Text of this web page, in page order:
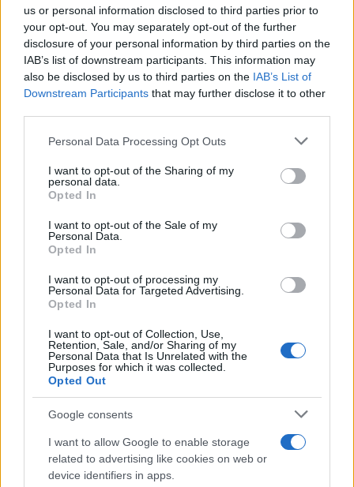
us or personal information disclosed to third parties prior to
your opt-out. You may separately opt-out of the further
disclosure of your personal information by third parties on the
IAB’s list of downstream participants. This information may
also be disclosed by us to third parties on the IAB’s List of
Downstream Participants that may further disclose it to other
Please note that this website/app uses one or more Google
not limited to your visit or usage behaviour. You may click to
grant or deny consent to Google and its third-party tags to
use your data for below specified purposes in below Google
consent section.
Personal Data Processing Opt Outs
I want to opt-out of the Sharing of my
personal data.
Opted In
I want to opt-out of the Sale of my
Personal Data.
Opted In
I want to opt-out of processing my
Personal Data for Targeted Advertising.
Opted In
I want to opt-out of Collection, Use,
Retention, Sale, and/or Sharing of my
Personal Data that Is Unrelated with the
Purposes for which it was collected.
Opted Out
Google consents
I want to allow Google to enable storage
related to advertising like cookies on web or
device identifiers in apps.
Καιρός: Στα Δωδεκάνησα γενικά αίθριος. Στα
νησιά του ανατολικού Αιγαίου λίγες νεφώσεις
που μετά το μεσημέρι θα αυξηθούν και από το
βράδυ στα βόρεια θα σημειωθούν τοπικές
βροχές.
Ανεμοι: Στα βόρεια από νότιες διευθύνσεις 3 με
5 μποφόρ. Στα νότια δυτικοί με την ίδια ένταση.
Κελσίου. Στα βόρεια 2 με 3 βαθμούς
χαμηλότερη.
ΔΙΑΦΗΜΙΣΗ